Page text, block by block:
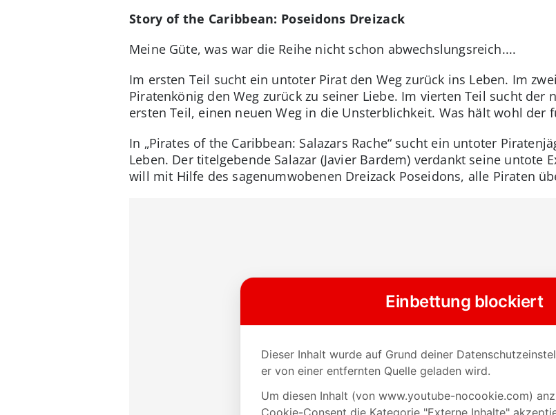
Story of the Caribbean: Poseidons Dreizack
Meine Güte, was war die Reihe nicht schon abwechslungsreich....
Im ersten Teil sucht ein untoter Pirat den Weg zurück ins Leben. Im
Piratenkönig den Weg zurück zu seiner Liebe. Im vierten Teil sucht der
ersten Teil, einen neuen Weg in die Unsterblichkeit. Was hält wohl der
In „Pirates of the Caribbean: Salazars Rache“ sucht ein untoter
Leben. Der titelgebende Salazar (Javier Bardem) verdankt seine untote
will mit Hilfe des sagenumwobenen Dreizack Poseidons, alle Piraten